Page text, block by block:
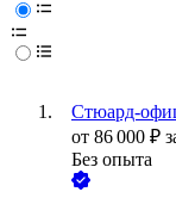
Стюард-
от 86 000 ₽
Без опыта